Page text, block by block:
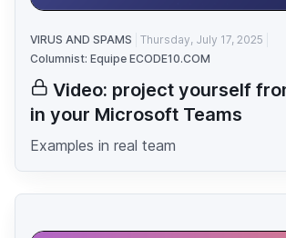
VIRUS AND SPAMS
Thursday, July 17, 2025
Columnist: Equipe ECODE10.COM
Video: project yourself
in your Microsoft Teams
Examples in real team